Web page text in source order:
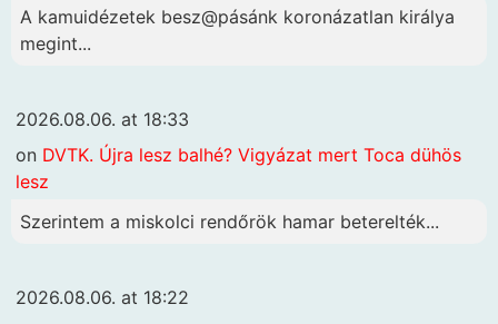
A kamuidézetek besz@pásánk koronázatlan királya
megint...
2026.08.06. at 18:33
on DVTK. Újra lesz balhé? Vigyázat mert Toca dühös
lesz
Szerintem a miskolci rendőrök hamar beterelték...
2026.08.06. at 18:22